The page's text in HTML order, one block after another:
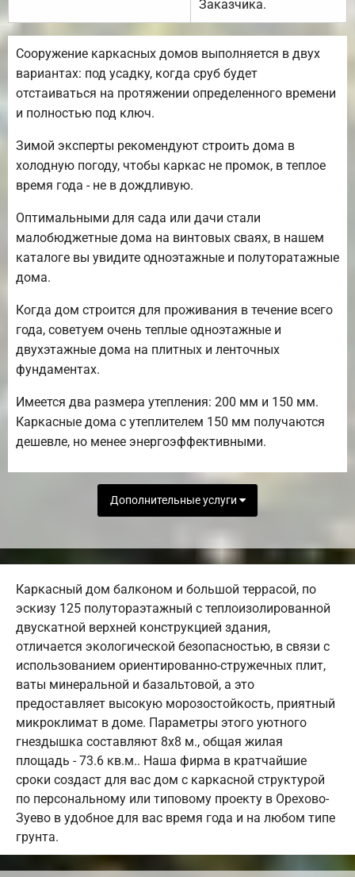
Заказчика.
Сооружение каркасных домов выполняется в двух
вариантах: под усадку, когда сруб будет
отстаиваться на протяжении определенного времени
и полностью под ключ.
Зимой эксперты рекомендуют строить дома в
холодную погоду, чтобы каркас не промок, в теплое
время года - не в дождливую.
Оптимальными для сада или дачи стали
малобюджетные дома на винтовых сваях, в нашем
каталоге вы увидите одноэтажные и полуторатажные
дома.
Когда дом строится для проживания в течение всего
года, советуем очень теплые одноэтажные и
двухэтажные дома на плитных и ленточных
фундаментах.
Имеется два размера утепления: 200 мм и 150 мм.
Каркасные дома с утеплителем 150 мм получаются
дешевле, но менее энергоэффективными.
Дополнительные услуги
Каркасный дом балконом и большой террасой, по
эскизу 125 полутораэтажный с теплоизолированной
двускатной верхней конструкцией здания,
отличается экологической безопасностью, в связи с
использованием ориентированно-стружечных плит,
ваты минеральной и базальтовой, а это
предоставляет высокую морозостойкость, приятный
микроклимат в доме. Параметры этого уютного
гнездышка составляют 8х8 м., общая жилая
площадь - 73.6 кв.м.. Наша фирма в кратчайшие
сроки создаст для вас дом с каркасной структурой
по персональному или типовому проекту в Орехово-
Зуево в удобное для вас время года и на любом типе
грунта.